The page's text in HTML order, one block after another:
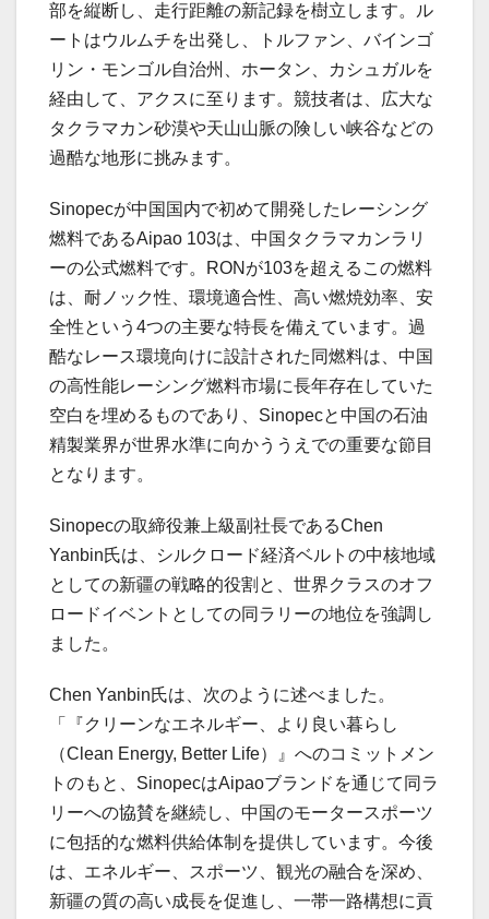
部を縦断し、走行距離の新記録を樹立します。ル
ートはウルムチを出発し、トルファン、バインゴ
リン・モンゴル自治州、ホータン、カシュガルを
経由して、アクスに至ります。競技者は、広大な
タクラマカン砂漠や天山山脈の険しい峡谷などの
過酷な地形に挑みます。
Sinopecが中国国内で初めて開発したレーシング
燃料であるAipao 103は、中国タクラマカンラリ
ーの公式燃料です。RONが103を超えるこの燃料
は、耐ノック性、環境適合性、高い燃焼効率、安
全性という4つの主要な特長を備えています。過
酷なレース環境向けに設計された同燃料は、中国
の高性能レーシング燃料市場に長年存在していた
空白を埋めるものであり、Sinopecと中国の石油
精製業界が世界水準に向かううえでの重要な節目
となります。
Sinopecの取締役兼上級副社長であるChen
Yanbin氏は、シルクロード経済ベルトの中核地域
としての新疆の戦略的役割と、世界クラスのオフ
ロードイベントとしての同ラリーの地位を強調し
ました。
Chen Yanbin氏は、次のように述べました。
「『クリーンなエネルギー、より良い暮らし
（Clean Energy, Better Life）』へのコミットメン
トのもと、SinopecはAipaoブランドを通じて同ラ
リーへの協賛を継続し、中国のモータースポーツ
に包括的な燃料供給体制を提供しています。今後
は、エネルギー、スポーツ、観光の融合を深め、
新疆の質の高い成長を促進し、一帯一路構想に貢